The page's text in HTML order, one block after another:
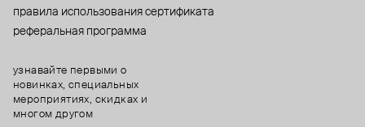
правила использования сертификата
реферальная программа
узнавайте первыми о
новинках, специальных
мероприятиях, скидках и
многом другом